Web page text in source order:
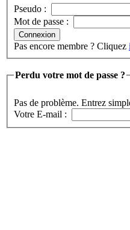
Pseudo :
Mot de passe :
Pas encore membre ? Cliquez
Perdu votre mot de passe ?
Pas de problème. Entrez
Votre E-mail :